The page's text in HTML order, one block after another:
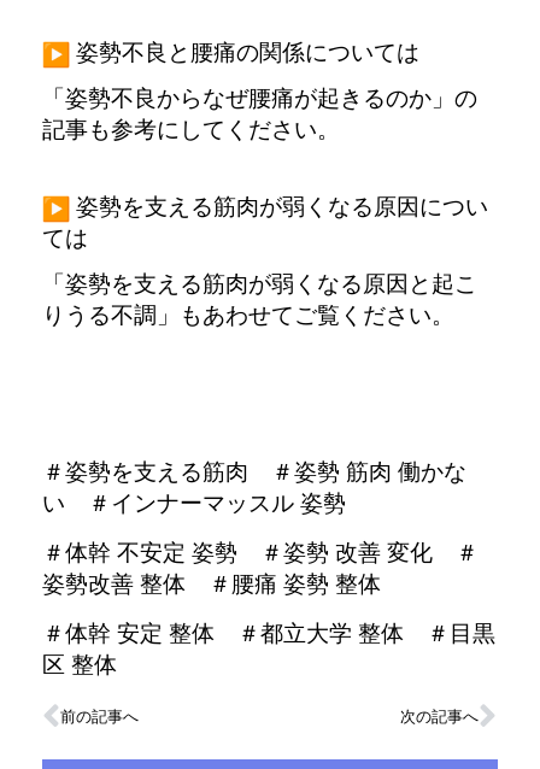
姿勢不良と腰痛の関係については
「姿勢不良からなぜ腰痛が起きるのか」 の
記事も参考にしてください。
姿勢を支える筋肉が弱くなる原因につい
ては
「姿勢を支える筋肉が弱くなる原因と起こ
りうる不調」
もあわせてご覧ください。
＃姿勢を支える筋肉 ＃姿勢 筋肉 働かな
い ＃ インナーマッスル 姿勢
＃体幹 不安定 姿勢 ＃姿勢 改善 変化 ＃
姿勢改善 整体 ＃ 腰痛 姿勢 整体
＃体幹 安定 整体 ＃都立大学 整体 ＃目黒
区 整体
前の記事へ 次の記事へ